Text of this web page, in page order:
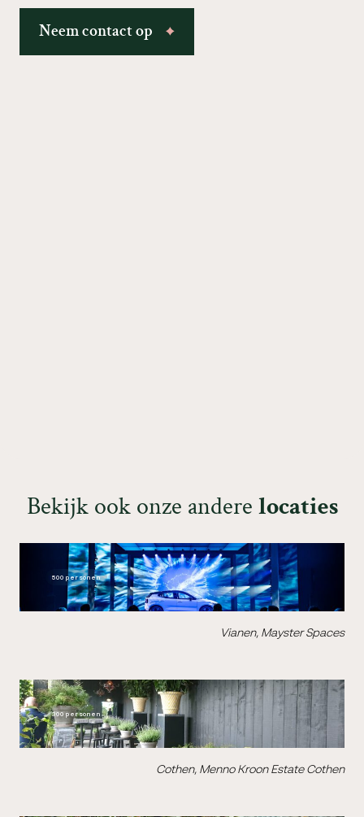
Neemcontactop
Bekijk ook onze andere locaties
500 personen
Vianen, Mayster Spaces
300 personen
Cothen, Menno Kroon Estate Cothen